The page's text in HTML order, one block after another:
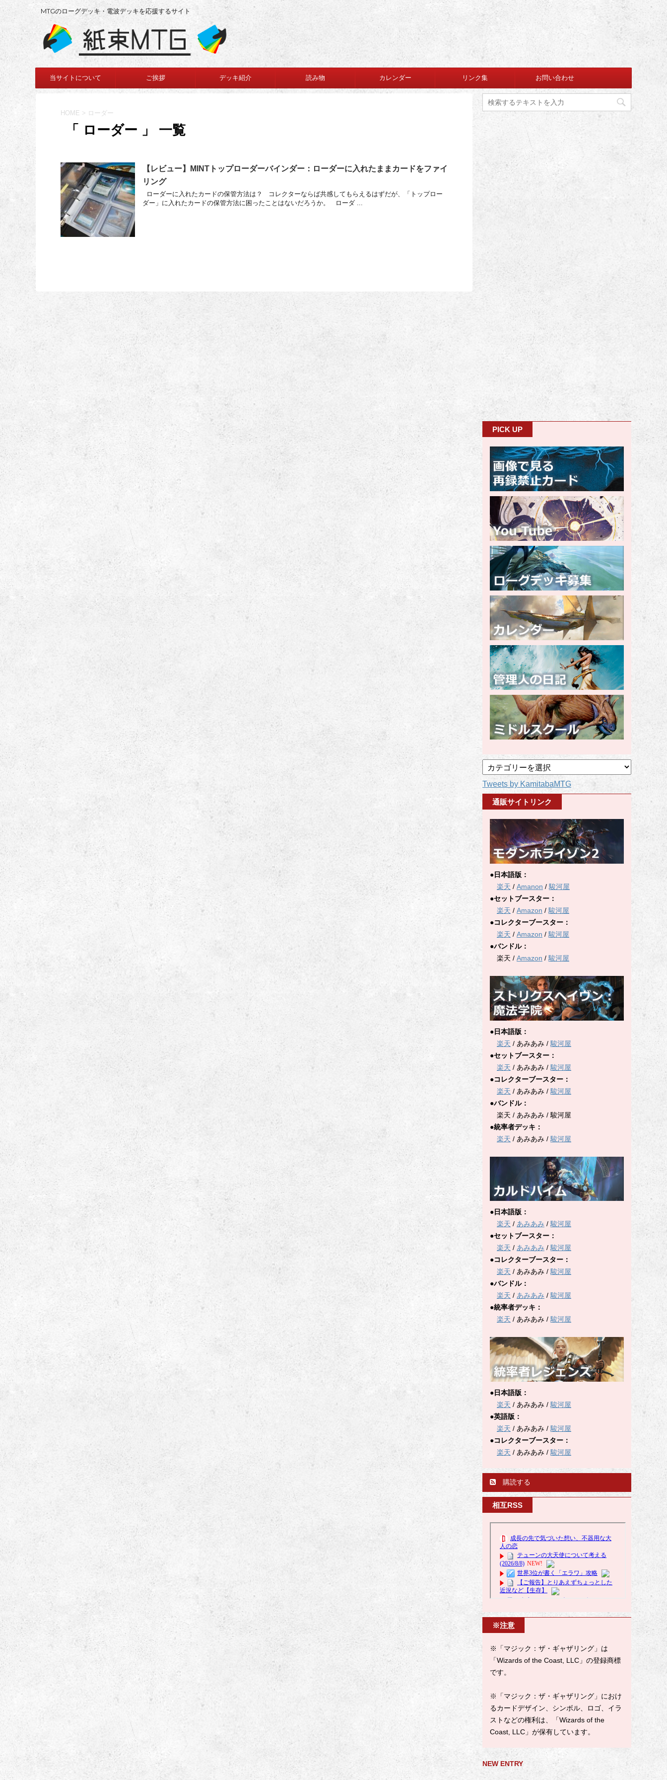
MTGのローグデッキ・電波デッキを応援するサイト
当サイトについて ご挨拶 デッキ紹介 読み物 カレンダー リンク集 お問い合わせ
HOME > ローダー
「 ローダー 」 一覧
【レビュー】MINTトップローダーバインダー：ローダーに入れたままカードをファイ
リング
ローダーに入れたカードの保管方法は？ コレクターならば共感してもらえるはずだが、「トップロー
ダー」に入れたカードの保管方法に困ったことはないだろうか。 ローダ ...
PICK UP
事
カ
テ
Tweets by KamitabaMTG
通販サイトリンク
●日本語版：
楽天 / Amanon / 駿河屋
●セットブースター：
楽天 / Amazon / 駿河屋
●コレクターブースター：
楽天 / Amazon / 駿河屋
●バンドル：
楽天 / Amazon / 駿河屋
●日本語版：
楽天 / あみあみ / 駿河屋
●セットブースター：
楽天 / あみあみ / 駿河屋
●コレクターブースター：
楽天 / あみあみ / 駿河屋
●バンドル：
楽天 / あみあみ / 駿河屋
●統率者デッキ：
楽天 / あみあみ / 駿河屋
●日本語版：
楽天 / あみあみ / 駿河屋
●セットブースター：
楽天 / あみあみ / 駿河屋
●コレクターブースター：
楽天 / あみあみ / 駿河屋
●バンドル：
楽天 / あみあみ / 駿河屋
●統率者デッキ：
楽天 / あみあみ / 駿河屋
●日本語版：
楽天 / あみあみ / 駿河屋
●英語版：
楽天 / あみあみ / 駿河屋
●コレクターブースター：
楽天 / あみあみ / 駿河屋
購読する
相互RSS
※注意
※「マジック：ザ・ギャザリング」は
「Wizards of the Coast, LLC」の登録商標
です。
※「マジック：ザ・ギャザリング」におけ
るカードデザイン、シンボル、ロゴ、イラ
ストなどの権利は、「Wizards of the
Coast, LLC」が保有しています。
NEW ENTRY